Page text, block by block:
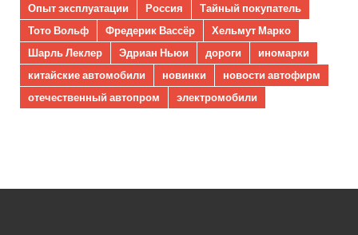
Опыт эксплуатации
Россия
Тайный покупатель
Тото Вольф
Фредерик Вассёр
Хельмут Марко
Шарль Леклер
Эдриан Ньюи дороги
иномарки
китайские автомобили
новинки
новости автофирм
отечественный автопром
электромобили